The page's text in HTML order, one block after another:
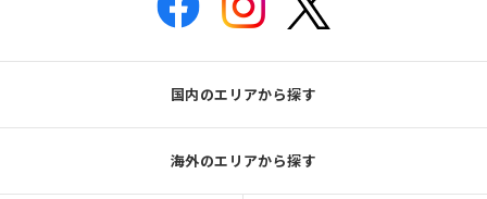
国内のエリアから探す
海外のエリアから探す